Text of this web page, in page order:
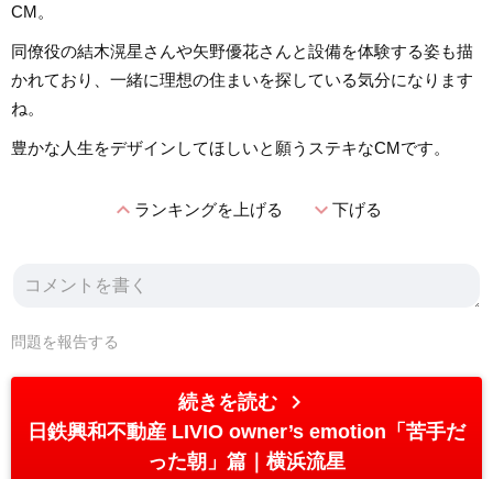
CM。
同僚役の結木滉星さんや矢野優花さんと設備を体験する姿も描
かれており、一緒に理想の住まいを探している気分になります
ね。
豊かな人生をデザインしてほしいと願うステキなCMです。
expand_lessランキングを上げる expand_more下げる
問題を報告する
続きを読む chevron_right
日鉄興和不動産 LIVIO owner’s emotion「苦手だ
った朝」篇
横浜流星